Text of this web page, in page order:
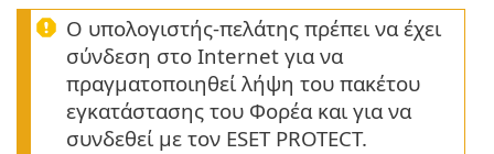
Ο υπολογιστής-πελάτης πρέπει να έχει
σύνδεση στο Internet για να
πραγματοποιηθεί λήψη του πακέτου
εγκατάστασης του Φορέα και για να
συνδεθεί με τον ESET PROTECT.